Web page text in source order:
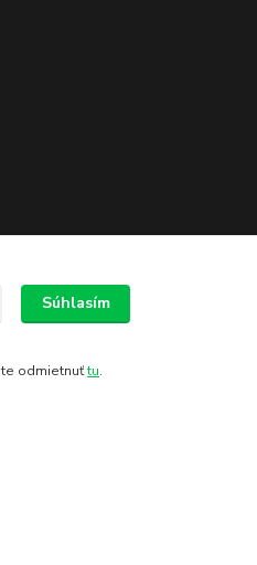
Súhlasím
odmietnuťtu.